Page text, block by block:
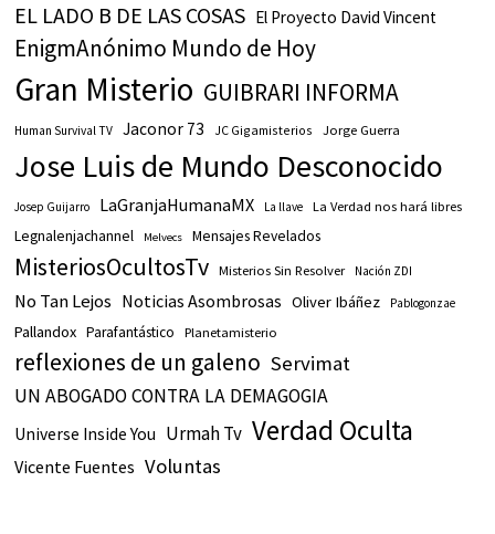
EL LADO B DE LAS COSAS El Proyecto David Vincent
EnigmAnónimo Mundo de Hoy
Gran Misterio GUIBRARI INFORMA
Human Survival TV Jaconor 73 JC Gigamisterios Jorge Guerra
Jose Luis de Mundo Desconocido
Josep Guijarro LaGranjaHumanaMX La llave La Verdad nos hará libres
Legnalenjachannel Melvecs Mensajes Revelados
MisteriosOcultosTv Misterios Sin Resolver Nación ZDI
No Tan Lejos Noticias Asombrosas Oliver Ibáñez Pablogonzae
Pallandox Parafantástico Planetamisterio
reflexiones de un galeno Servimat
UN ABOGADO CONTRA LA DEMAGOGIA
Universe Inside You Urmah Tv Verdad Oculta
Vicente Fuentes Voluntas